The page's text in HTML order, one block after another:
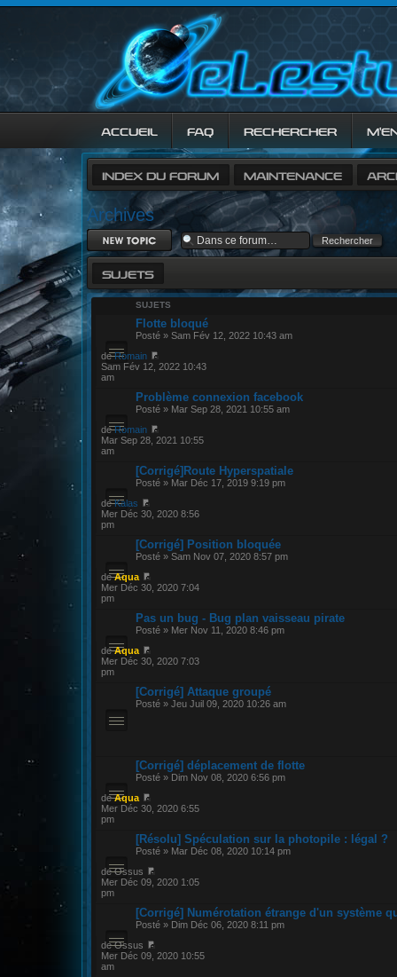
ACCUEIL FAQ RECHERCHER
INDEX DU FORUM MAINTENANCE
Archives
Ecrire un nouveau
sujet
SUJETS
SUJETS
Flotte bloqué
Posté » Sam Fév 12, 2022 10:43 am
deRomain
Sam Fév 12, 2022 10:43
am
Problème connexion facebook
Posté » Mar Sep 28, 2021 10:55 am
deRomain
Mar Sep 28, 2021 10:55
am
[Corrigé]Route Hyperspatiale
Posté » Mar Déc 17, 2019 9:19 pm
deKalas
Mer Déc 30, 2020 8:56
pm
[Corrigé] Position bloquée
Posté » Sam Nov 07, 2020 8:57 pm
deAqua
Mer Déc 30, 2020 7:04
pm
Pas un bug - Bug plan vaisseau pirate
Posté » Mer Nov 11, 2020 8:46 pm
deAqua
Mer Déc 30, 2020 7:03
pm
[Corrigé] Attaque groupé
Posté » Jeu Juil 09, 2020 10:26 am
[Corrigé] déplacement de flotte
Posté » Dim Nov 08, 2020 6:56 pm
deAqua
Mer Déc 30, 2020 6:55
pm
[Résolu] Spéculation sur la photopile : légal ?
Posté » Mar Déc 08, 2020 10:14 pm
de Ossus
Mer Déc 09, 2020 1:05
pm
[Corrigé] Numérotation étrange d'un système
Posté » Dim Déc 06, 2020 8:11 pm
de Ossus
Mer Déc 09, 2020 10:55
am